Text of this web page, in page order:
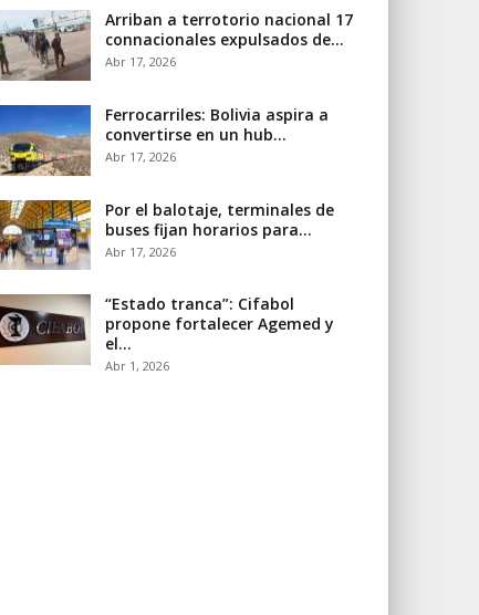
Arriban a terrotorio nacional 17
connacionales expulsados de…
Abr 17, 2026
Ferrocarriles: Bolivia aspira a
convertirse en un hub…
Abr 17, 2026
Por el balotaje, terminales de
buses fijan horarios para…
Abr 17, 2026
“Estado tranca”: Cifabol
propone fortalecer Agemed y
el…
Abr 1, 2026